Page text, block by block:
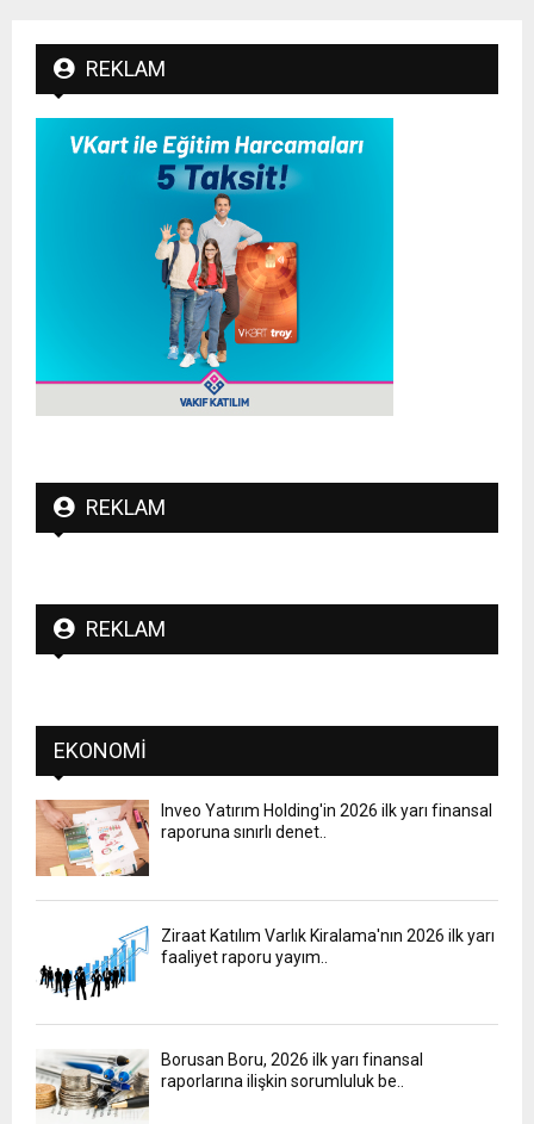
REKLAM
REKLAM
REKLAM
EKONOMI
Inveo Yatırım Holding'in 2026 ilk yarı finansal
raporuna sınırlı denet..
Ziraat Katılım Varlık Kiralama'nın 2026 ilk yarı
faaliyet raporu yayım..
Borusan Boru, 2026 ilk yarı finansal
raporlarına ilişkin sorumluluk be..